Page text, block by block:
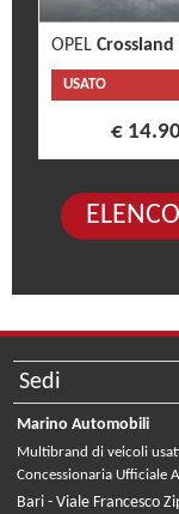
OPEL Crossland
USATO
€
Sedi
Marino Automobili
Multibrand di veicoli
Concessionaria Ufficiale
Bari - Viale Francesco